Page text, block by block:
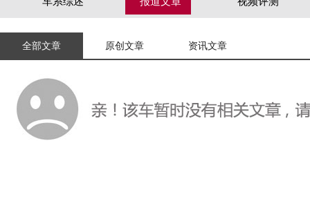
全部文章 原创文章 资讯文章